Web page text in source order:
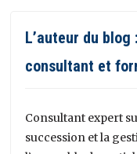
L’auteur du
consultant et
Consultant expert
succession et la